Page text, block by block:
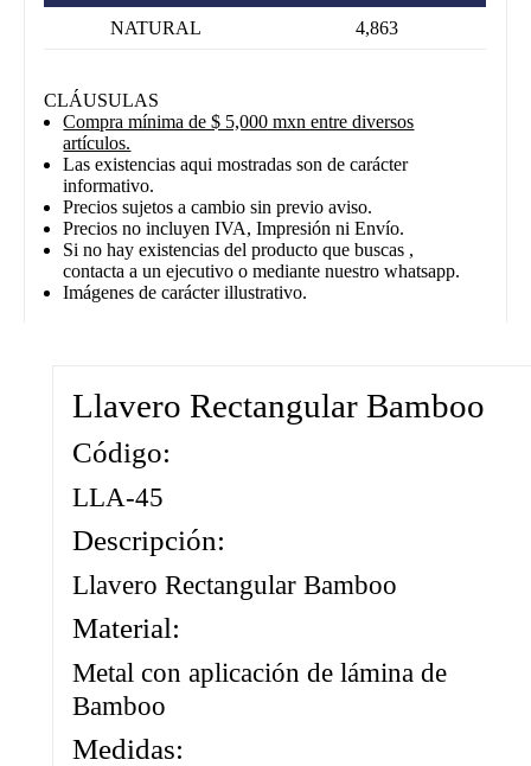
NATURAL 4,863
CLÁUSULAS
Compra mínima de $ 5,000 mxn entre diversos
artículos.
Las existencias aqui mostradas son de carácter
informativo.
Precios sujetos a cambio sin previo aviso.
Precios no incluyen IVA, Impresión ni Envío.
Si no hay existencias del producto que buscas ,
contacta a un ejecutivo o mediante nuestro whatsapp.
Imágenes de carácter illustrativo.
Llavero Rectangular Bamboo
Código:
LLA-45
Descripción:
Llavero Rectangular Bamboo
Material:
Metal con aplicación de lámina de
Bamboo
Medidas: